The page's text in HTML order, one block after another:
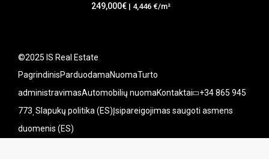
249,000€ | 4,446 €/m²
©2025 IS Real Estate
PagrindinisParduodamaNuomaTurto
administravimasAutomobilių nuomaKontaktai +34 865 945
773 Slapukų politika (ES)Įsipareigojimas saugoti asmens
duomenis (ES)